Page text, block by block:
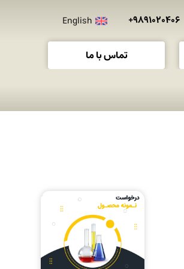
۹۸۹۱۰۲۰۴۰۶+ English
تماس با ما